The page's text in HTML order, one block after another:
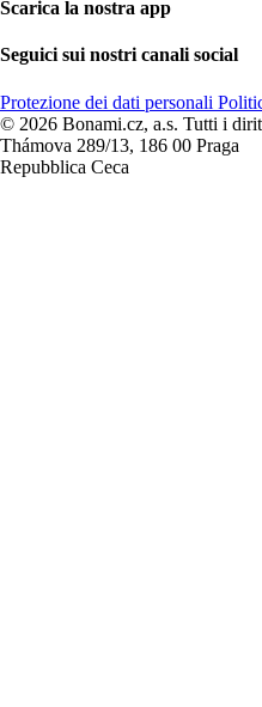
Scarica la nostra app
Seguici sui nostri canali social
Protezione dei dati personali
© 2026 Bonami.cz, a.s. Tutti i
Thámova 289/13, 186 00 Praga
Repubblica Ceca